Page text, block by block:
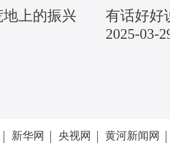
上的振兴
有话好好
2025-03-
新华网 央视网 黄河新闻网